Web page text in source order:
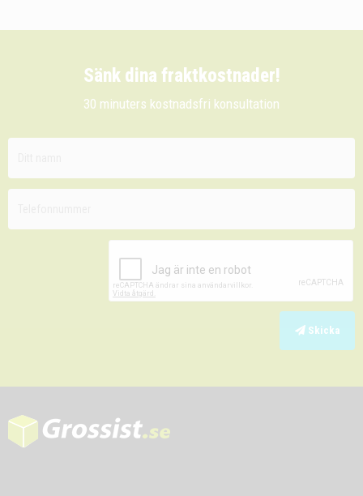
Sänk dina fraktkostnader!
30 minuters kostnadsfri konsultation
Skicka